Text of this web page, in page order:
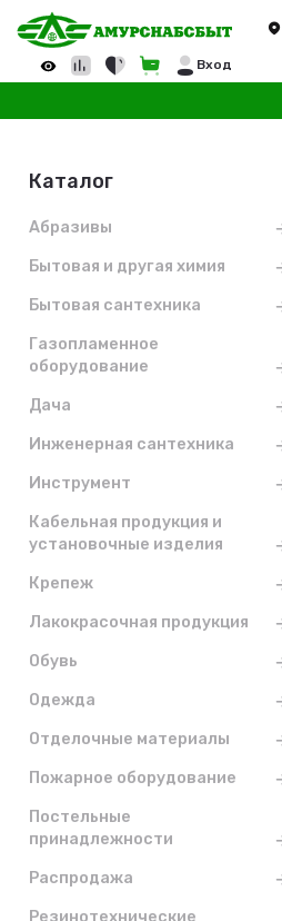
Вход
Каталог
Абразивы
Бытовая и другая химия
Бытовая сантехника
Газопламенное
оборудование
Дача
Инженерная сантехника
Инструмент
Кабельная продукция и
установочные изделия
Крепеж
Лакокрасочная продукция
Обувь
Одежда
Отделочные материалы
Пожарное оборудование
Постельные
принадлежности
Распродажа
Резинотехнические